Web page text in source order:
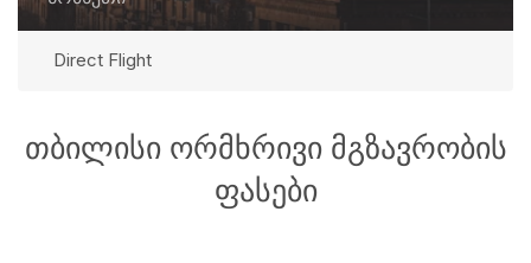
Direct Flight
თბილისი ორმხრივი მგზავრობის
ფასები